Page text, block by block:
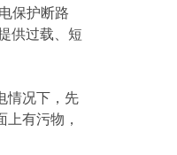
保护断路
供过载、短
情况下，先
有污物，